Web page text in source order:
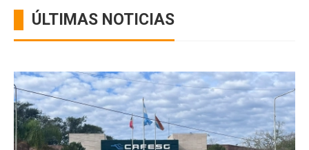
ÚLTIMAS NOTICIAS